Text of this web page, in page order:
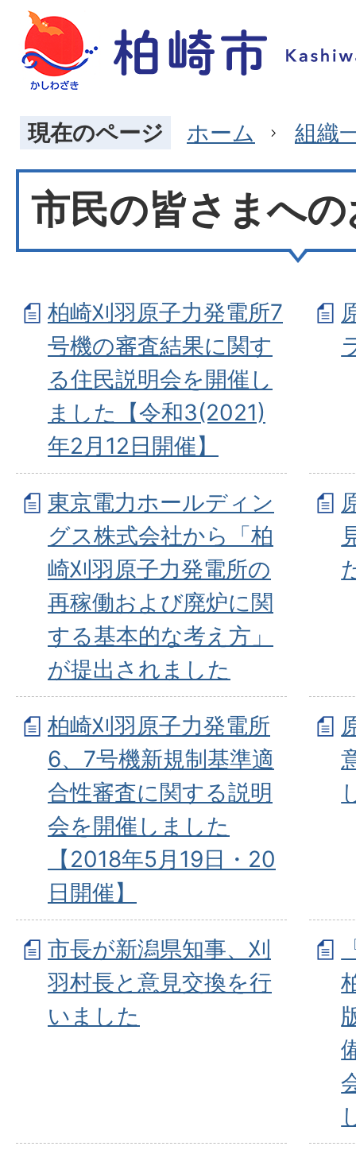
現在のページ ホーム 組織
市民の皆さまへ
柏崎刈羽原子力発電所7
号機の審査結果に関す
る住民説明会を開催し
ました【令和3(2021)
年2月12日開催】
東京電力ホールディン
グス株式会社から「柏
崎刈羽原子力発電所の
再稼働および廃炉に関
する基本的な考え方」
が提出されました
柏崎刈羽原子力発電所
6、7号機新規制基準適
合性審査に関する説明
会を開催しました
【2018年5月19日・20
日開催】
市長が新潟県知事、刈
羽村長と意見交換を行
いました